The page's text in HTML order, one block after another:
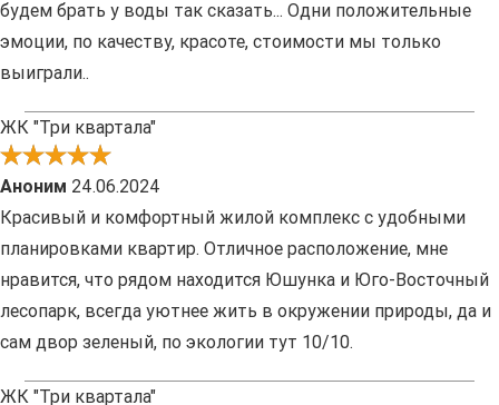
будем брать у воды так сказать... Одни положительные
эмоции, по качеству, красоте, стоимости мы только
выиграли..
ЖК "Три квартала"
Аноним 24.06.2024
Красивый и комфортный жилой комплекс с удобными
планировками квартир. Отличное расположение, мне
нравится, что рядом находится Юшунка и Юго-Восточный
лесопарк, всегда уютнее жить в окружении природы, да и
сам двор зеленый, по экологии тут 10/10.
ЖК "Три квартала"